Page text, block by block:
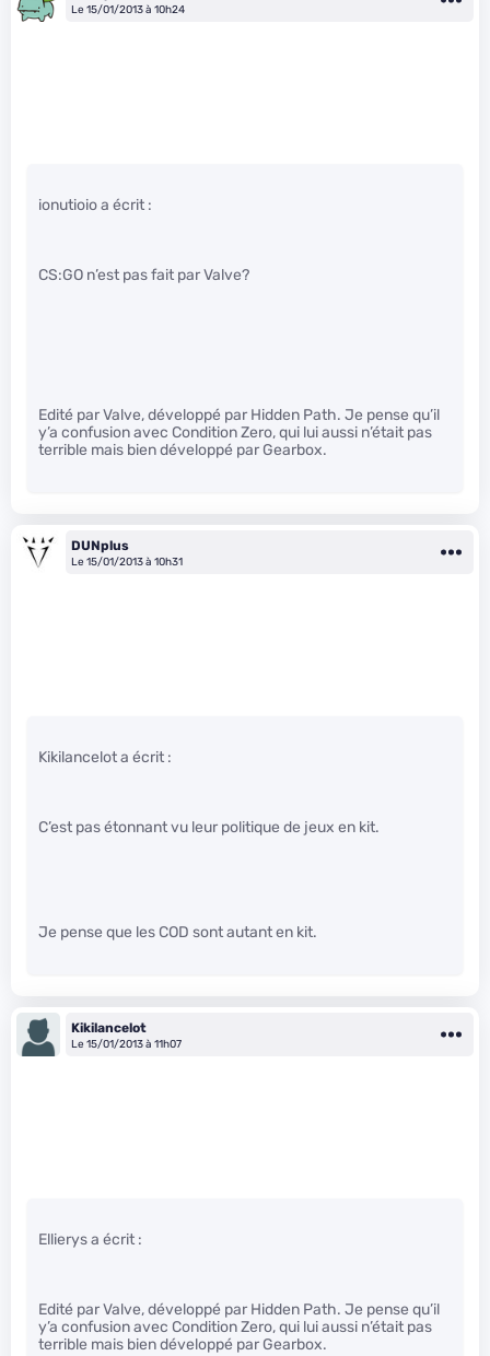
Le 15/01/2013 à 10h24
ionutioio a écrit :
CS:GO n’est pas fait par Valve?
Edité par Valve, développé par Hidden Path. Je pense qu’il
y’a confusion avec Condition Zero, qui lui aussi n’était pas
terrible mais bien développé par Gearbox.
DUNplus
Le 15/01/2013 à 10h31
Kikilancelot a écrit :
C’est pas étonnant vu leur politique de jeux en kit.
Je pense que les COD sont autant en kit.
Kikilancelot
Le 15/01/2013 à 11h07
Ellierys a écrit :
Edité par Valve, développé par Hidden Path. Je pense qu’il
y’a confusion avec Condition Zero, qui lui aussi n’était pas
terrible mais bien développé par Gearbox.